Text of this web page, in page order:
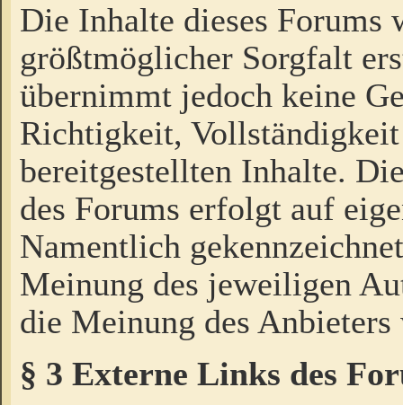
Die Inhalte dieses Forums
größtmöglicher Sorgfalt
übernimmt jedoch keine
Richtigkeit,
bereitgestellten Inhalte.
des Forums erfolgt auf
Namentlich
Meinung des jeweiligen
die Meinung des Anbieters
§ 3 Externe Links des